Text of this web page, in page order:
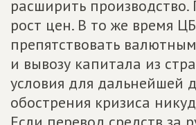
расширить
рост цен. В то же время
препятствовать
и вывозу капитала из
условия для дальнейшей
обострения кризиса